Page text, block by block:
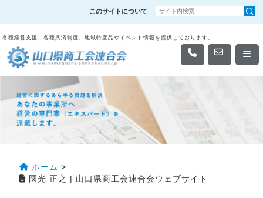
このサイトについて
各種経営支援、各種共済制度、地域特産品やイベント情報を提供しております。
ホーム >
國光 正之 | 山口県商工会連合会ウェブサイト